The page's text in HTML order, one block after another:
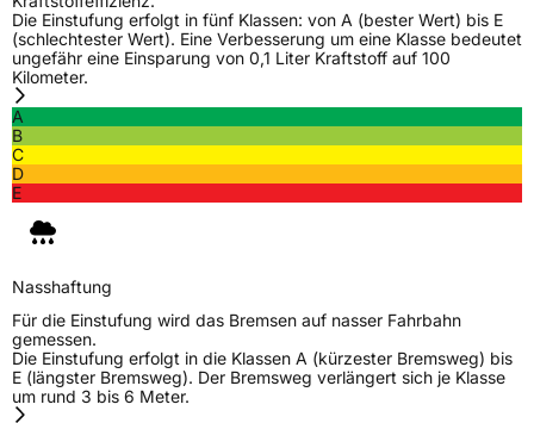
Die Einstufung erfolgt in fünf Klassen: von A (bester Wert) bis E
(schlechtester Wert). Eine Verbesserung um eine Klasse bedeutet
ungefähr eine Einsparung von 0,1 Liter Kraftstoff auf 100
Kilometer.
A
B
C
D
E
Nasshaftung
Für die Einstufung wird das Bremsen auf nasser Fahrbahn
gemessen.
Die Einstufung erfolgt in die Klassen A (kürzester Bremsweg) bis
E (längster Bremsweg). Der Bremsweg verlängert sich je Klasse
um rund 3 bis 6 Meter.